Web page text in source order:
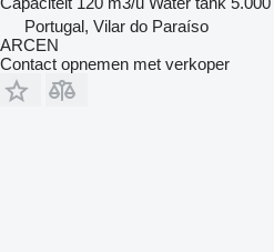
Portugal, Vilar do Paraíso
ARCEN
Contact opnemen met verkoper